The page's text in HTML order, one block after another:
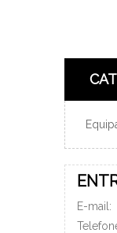
E-mail: